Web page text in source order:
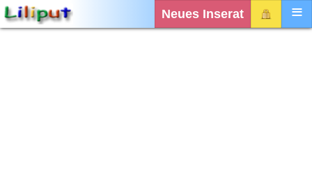
Neues Inserat